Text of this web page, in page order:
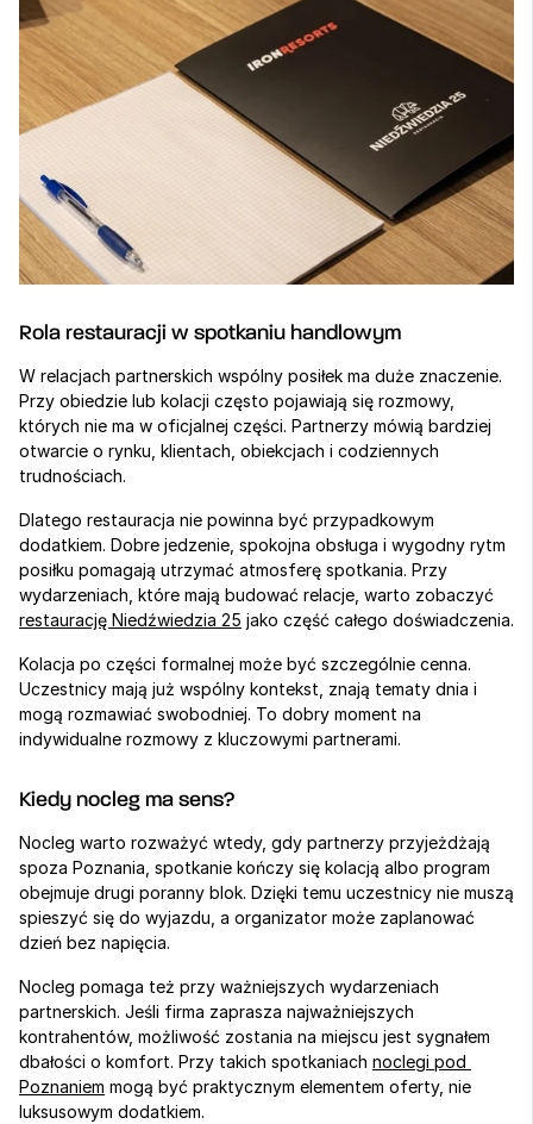
Rola restauracji w spotkaniu handlowym
W relacjach partnerskich wspólny posiłek ma duże znaczenie.
Przy obiedzie lub kolacji często pojawiają się rozmowy,
których nie ma w oficjalnej części. Partnerzy mówią bardziej
otwarcie o rynku, klientach, obiekcjach i codziennych
trudnościach.
Dlatego restauracja nie powinna być przypadkowym
dodatkiem. Dobre jedzenie, spokojna obsługa i wygodny rytm
posiłku pomagają utrzymać atmosferę spotkania. Przy
restaurację Niedźwiedzia 25 jako część całego doświadczenia.
Kolacja po części formalnej może być szczególnie cenna.
Uczestnicy mają już wspólny kontekst, znają tematy dnia i
mogą rozmawiać swobodniej. To dobry moment na
indywidualne rozmowy z kluczowymi partnerami.
Kiedy nocleg ma sens?
Nocleg warto rozważyć wtedy, gdy partnerzy przyjeżdżają
spoza Poznania, spotkanie kończy się kolacją albo program
obejmuje drugi poranny blok. Dzięki temu uczestnicy nie muszą
spieszyć się do wyjazdu, a organizator może zaplanować
dzień bez napięcia.
Nocleg pomaga też przy ważniejszych wydarzeniach
partnerskich. Jeśli firma zaprasza najważniejszych
kontrahentów, możliwość zostania na miejscu jest sygnałem
dbałości o komfort. Przy takich spotkaniach noclegi pod
Poznaniem mogą być praktycznym elementem oferty, nie
luksusowym dodatkiem.